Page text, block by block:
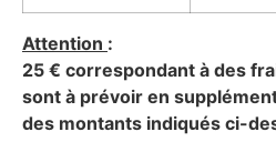
Attention :
25 € correspondant à des
sont à prévoir en
des montants indiqués ci-